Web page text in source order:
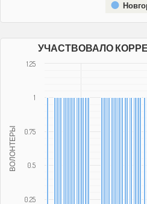
ВОЛОНТЕРЫ
УЧАСТВОВАЛО
0.25
0.5
0.75
1
1.25